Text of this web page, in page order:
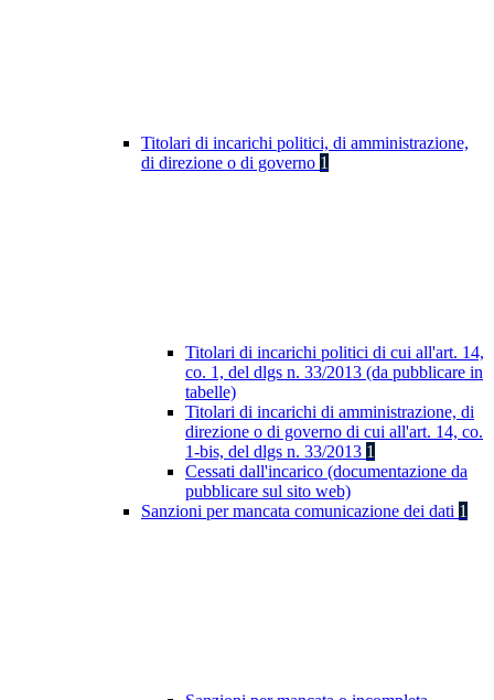
Titolari di incarichi politici, di amministrazione,
di direzione o di governo 1
Titolari di incarichi politici di cui all'art. 14,
co. 1, del dlgs n. 33/2013 (da pubblicare in
tabelle)
Titolari di incarichi di amministrazione, di
direzione o di governo di cui all'art. 14, co.
1-bis, del dlgs n. 33/2013 1
Cessati dall'incarico (documentazione da
pubblicare sul sito web)
Sanzioni per mancata comunicazione dei dati 1